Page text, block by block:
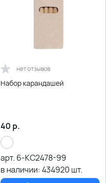
нет отзывов
Набор карандашей
40 р.
арт. 6-KC2478-99
в наличии:434920 шт.